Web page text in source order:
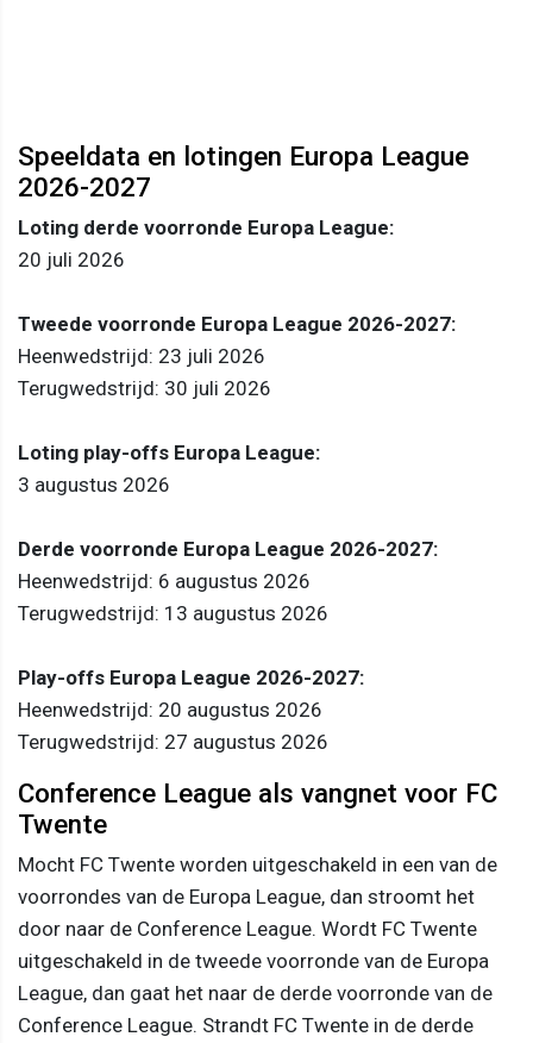
Speeldata en lotingen Europa League
2026-2027
Loting derde voorronde Europa League:
20 juli 2026
Tweede voorronde Europa League 2026-2027:
Heenwedstrijd: 23 juli 2026
Terugwedstrijd: 30 juli 2026
Loting play-offs Europa League:
3 augustus 2026
Derde voorronde Europa League 2026-2027:
Heenwedstrijd: 6 augustus 2026
Terugwedstrijd: 13 augustus 2026
Play-offs Europa League 2026-2027:
Heenwedstrijd: 20 augustus 2026
Terugwedstrijd: 27 augustus 2026
Conference League als vangnet voor FC
Twente
Mocht FC Twente worden uitgeschakeld in een van de
voorrondes van de Europa League, dan stroomt het
door naar de Conference League. Wordt FC Twente
uitgeschakeld in de tweede voorronde van de Europa
League, dan gaat het naar de derde voorronde van de
Conference League. Strandt FC Twente in de derde